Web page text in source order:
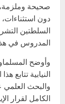
صحيحة وملزمة،
دون
السلطتين
المدروس في
وأوضح
النيابية تتابع
والبحث
الكامل لقرار